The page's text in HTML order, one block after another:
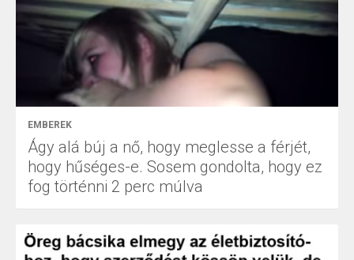
EMBEREK
Ágy alá búj a nő, hogy meglesse a férjét,
hogy hűséges-e. Sosem gondolta, hogy ez
fog történni 2 perc múlva